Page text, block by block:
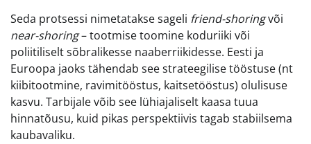
Seda protsessi nimetatakse sageli friend-shoringvõi
near-shoring– tootmise toomine koduriiki või
poliitiliselt sõbralikesse naaberriikidesse. Eesti ja
Euroopa jaoks tähendab see strateegilise tööstuse (nt
kiibitootmine, ravimitööstus, kaitsetööstus) olulisuse
kasvu. Tarbijale võib see lühiajaliselt kaasa tuua
hinnatõusu, kuid pikas perspektiivis tagab stabiilsema
kaubavaliku.